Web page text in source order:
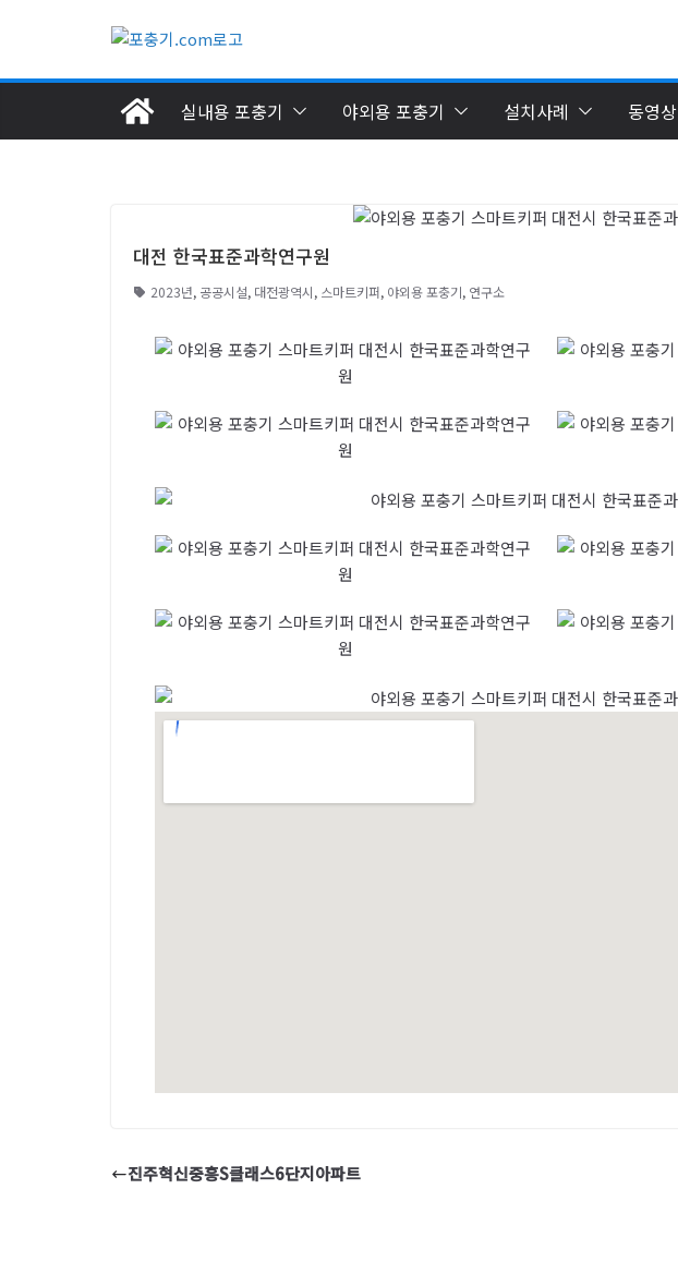
실내용 포충기 야외용 포충기 설치사례 동영상
대전 한국표준과학연구원
2023년, 공공시설, 대전광역시, 스마트키퍼, 야외용 포충기, 연구소
진주혁신중흥S클래스6단지아파트